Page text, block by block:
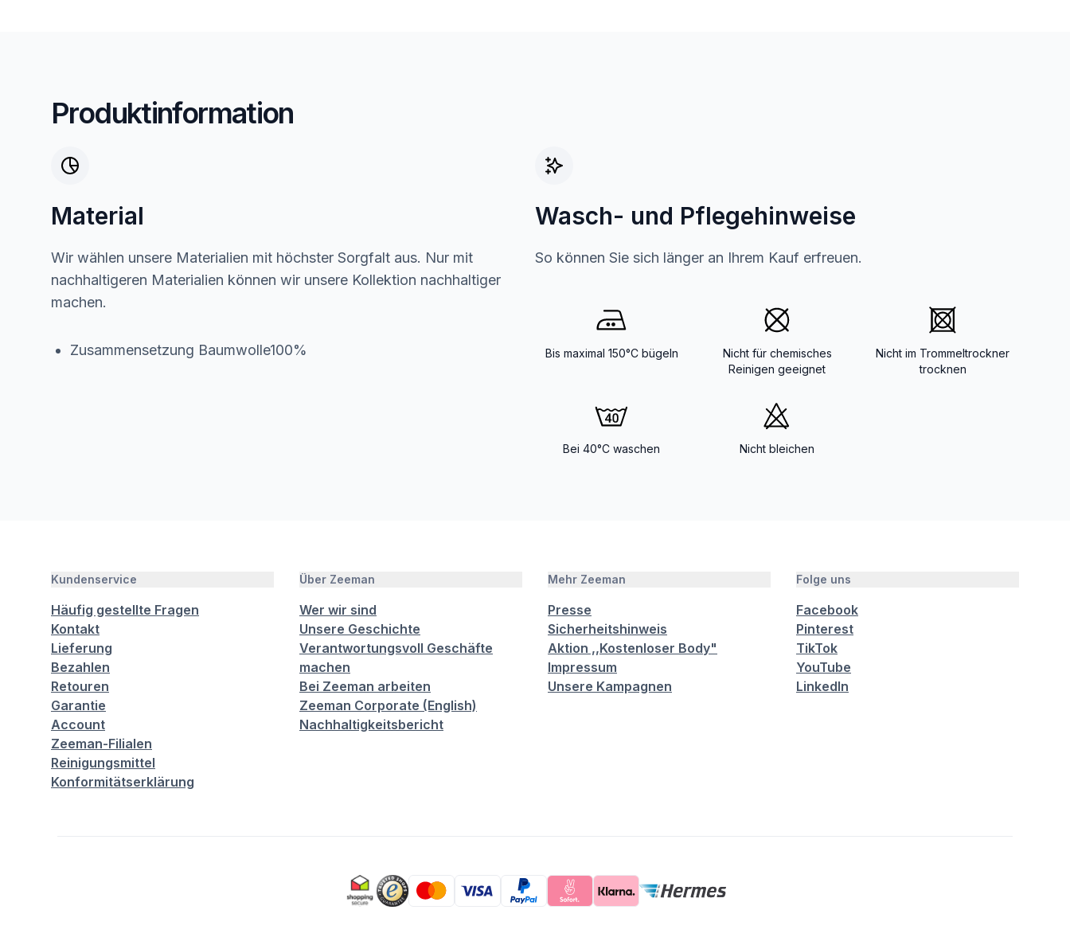
Produktinformation
Material
Wir wählen unsere Materialien mit höchster Sorgfalt aus. Nur mit
nachhaltigeren Materialien können wir unsere Kollektion nachhaltiger
machen.
Zusammensetzung Baumwolle100%
Wasch- und Pflegehinweise
So können Sie sich länger an Ihrem Kauf erfreuen.
Bis maximal 150°C bügeln
Nicht für chemisches
Reinigen geeignet
Nicht im Trommeltrockner
trocknen
Bei 40°C waschen Nicht bleichen
Kundenservice
Häufig gestellte Fragen
Kontakt
Lieferung
Bezahlen
Retouren
Garantie
Account
Zeeman-Filialen
Reinigungsmittel
Konformitätserklärung
Über Zeeman
Wer wir sind
Unsere Geschichte
Verantwortungsvoll Geschäfte
machen
Bei Zeeman arbeiten
Zeeman Corporate (English)
Nachhaltigkeitsbericht
Mehr Zeeman
Presse
Sicherheitshinweis
Aktion ,,Kostenloser Body"
Impressum
Unsere Kampagnen
Folge uns
Facebook
Pinterest
TikTok
YouTube
LinkedIn